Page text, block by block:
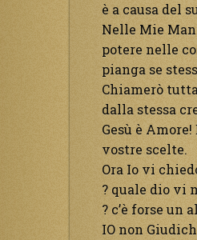
è a causa del
Nelle Mie
potere nelle
pianga se
Chiamerò
dalla stessa
Gesù è
vostre scelte.
Ora Io vi
? quale dio vi
? c’è forse un
IO non